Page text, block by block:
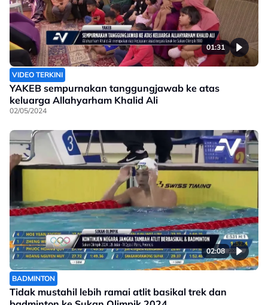
01:31
VIDEO TERKINI
YAKEB sempurnakan tanggungjawab ke atas
keluarga Allahyarham Khalid Ali
02/05/2024
02:08
BADMINTON
Tidak mustahil lebih ramai atlit basikal trek dan